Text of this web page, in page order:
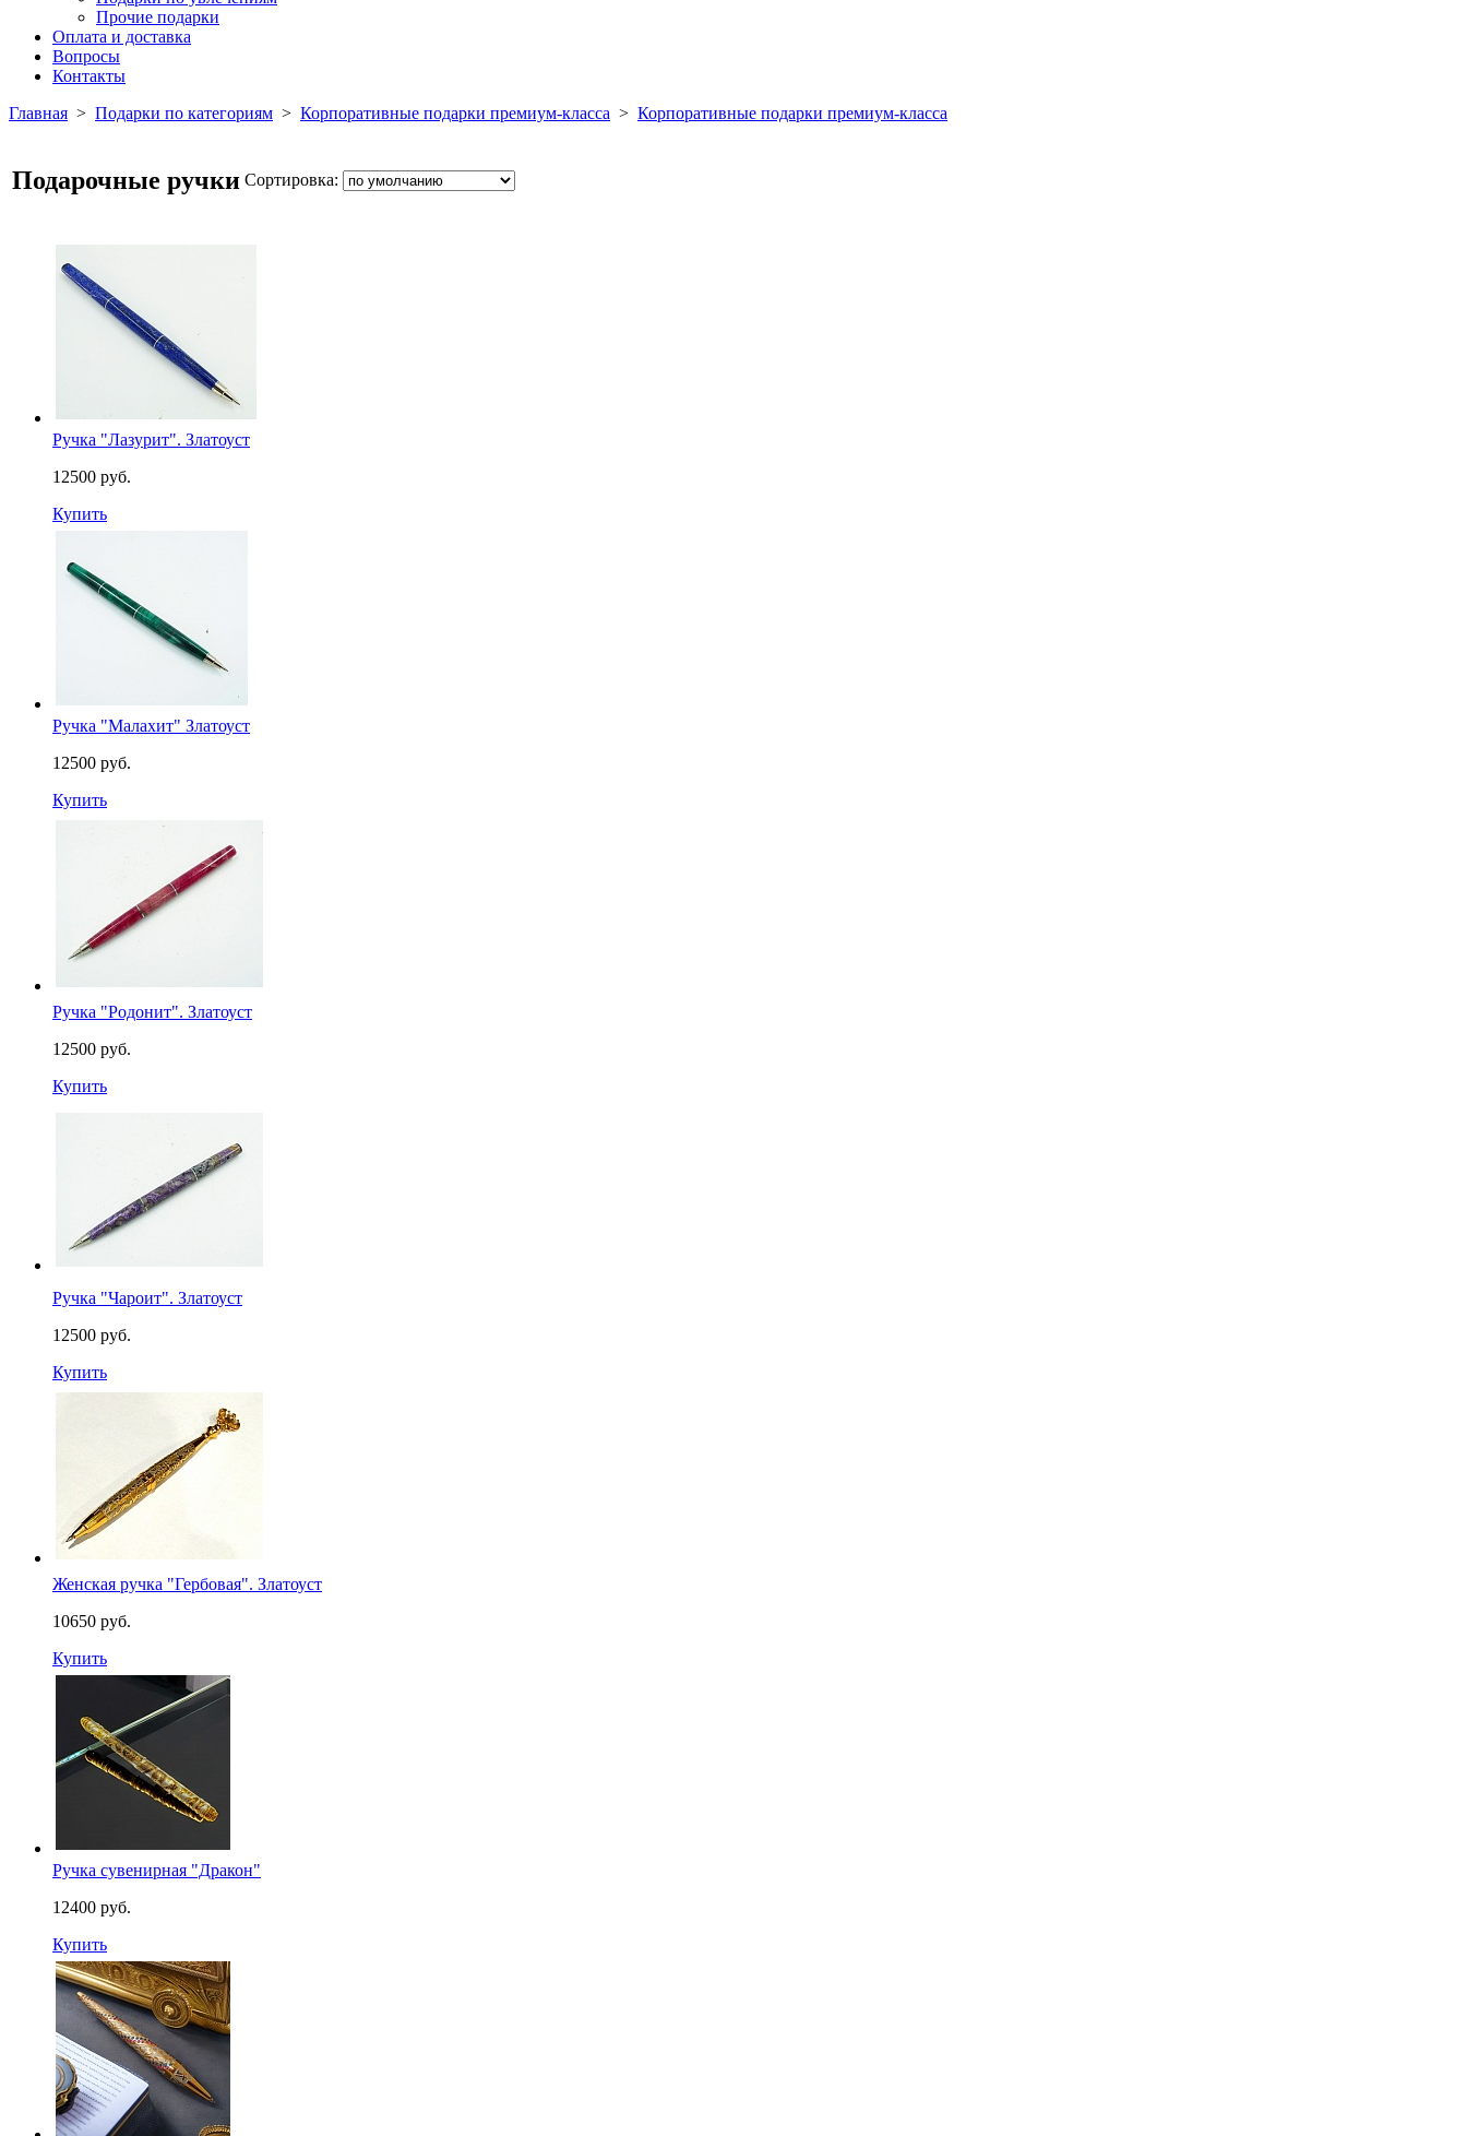
Прочие подарки
Оплата и доставка
Вопросы
Контакты
Главная > Подарки по категориям > Корпоративные подарки премиум-класса > Корпоративные подарки премиум-класса
Подарочные ручки Сортировка:
Ручка "Лазурит". Златоуст
12500 руб.
Купить
Ручка "Малахит" Златоуст
12500 руб.
Купить
Ручка "Родонит". Златоуст
12500 руб.
Купить
Ручка "Чароит". Златоуст
12500 руб.
Купить
Женская ручка "Гербовая". Златоуст
10650 руб.
Купить
Ручка сувенирная "Дракон"
12400 руб.
Купить